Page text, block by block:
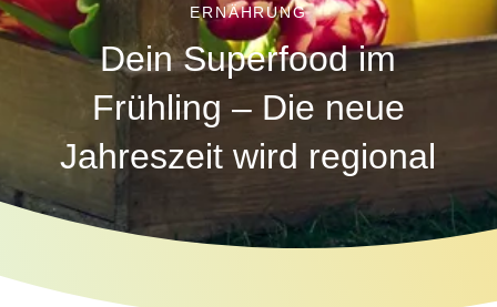
ERNÄHRUNG
Dein Superfood im
Frühling – Die neue
Jahreszeit wird regional